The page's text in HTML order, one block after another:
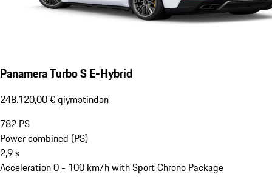
Panamera Turbo S E-Hybrid
248.120,00 € qiymətindən
782 PS
Power combined (PS)
2,9s
Acceleration 0 - 100 km/h with Sport Chrono Package